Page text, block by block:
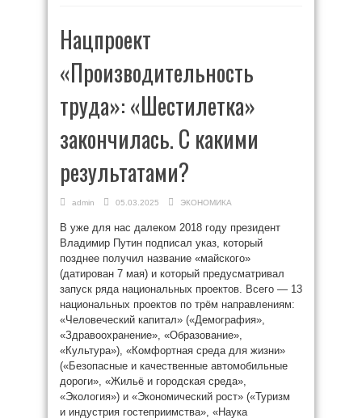
Нацпроект
«Производительность
труда»: «Шестилетка»
закончилась. С какими
результатами?
admin 05.03.2025 ЭКОНОМИКА
В уже для нас далеком 2018 году президент
Владимир Путин подписал указ, который
позднее получил название «майского»
(датирован 7 мая) и который предусматривал
запуск ряда национальных проектов. Всего — 13
национальных проектов по трём направлениям:
«Человеческий капитал» («Демография»,
«Здравоохранение», «Образование»,
«Культура»), «Комфортная среда для жизни»
(«Безопасные и качественные автомобильные
дороги», «Жильё и городская среда»,
«Экология») и «Экономический рост» («Туризм
и индустрия гостеприимства», «Наука